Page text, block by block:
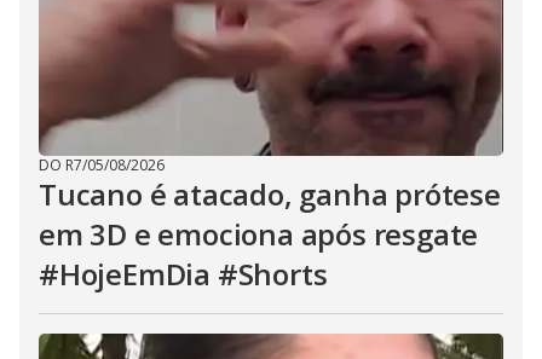
DO R7/05/08/2026
Tucano é atacado, ganha prótese
em 3D e emociona após resgate
#HojeEmDia #Shorts